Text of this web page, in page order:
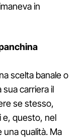
in
scelta banale o
carriera il
se stesso,
e, questo, nel
qualità. Ma